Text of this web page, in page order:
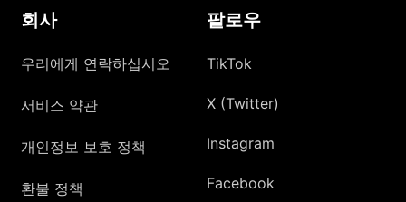
회사
우리에게 연락하십시오
서비스 약관
개인정보 보호 정책
환불 정책
팔로우
TikTok
X (Twitter)
Instagram
Facebook